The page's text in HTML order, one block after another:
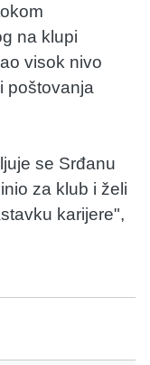
na klupi
visok nivo
poštovanja
se Srđanu
za klub i želi
karijere",